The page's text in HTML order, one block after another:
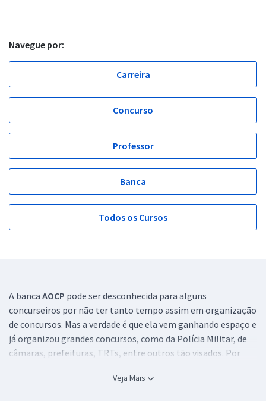
Navegue por:
Carreira
Concurso
Professor
Banca
Todos os Cursos
A banca AOCP pode ser desconhecida para alguns
concurseiros por não ter tanto tempo assim em organização
de concursos. Mas a verdade é que ela vem ganhando espaço e
já organizou grandes concursos, como da Polícia Militar, de
câmaras, prefeituras, TRTs, entre outros tão visados. Por
Veja Mais